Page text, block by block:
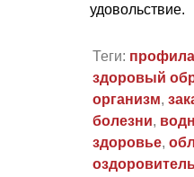
удовольствие.
Теги:
здоровый
организм,
болезни,
здоровье,